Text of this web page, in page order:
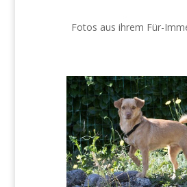
Fotos aus ihrem Für-